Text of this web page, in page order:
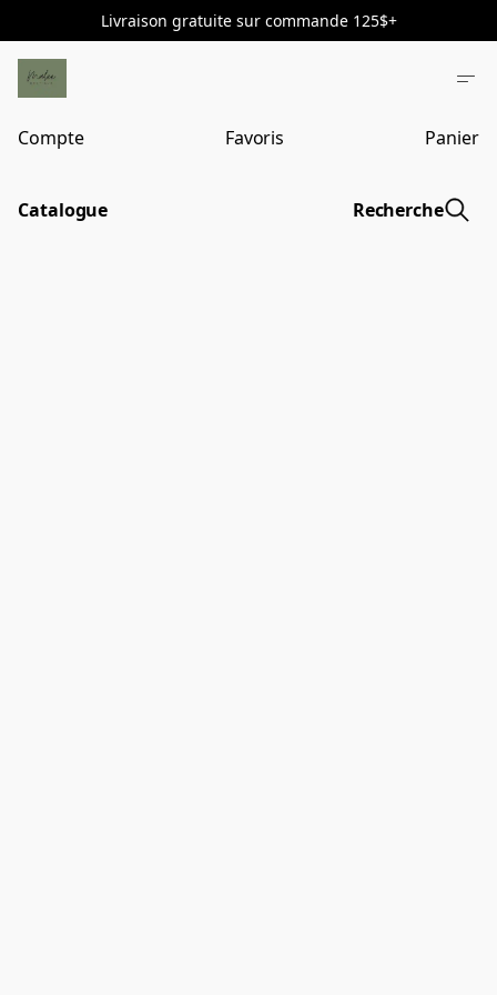
Livraison gratuite sur commande 125$+
Compte Favoris Panier
Catalogue Recherche